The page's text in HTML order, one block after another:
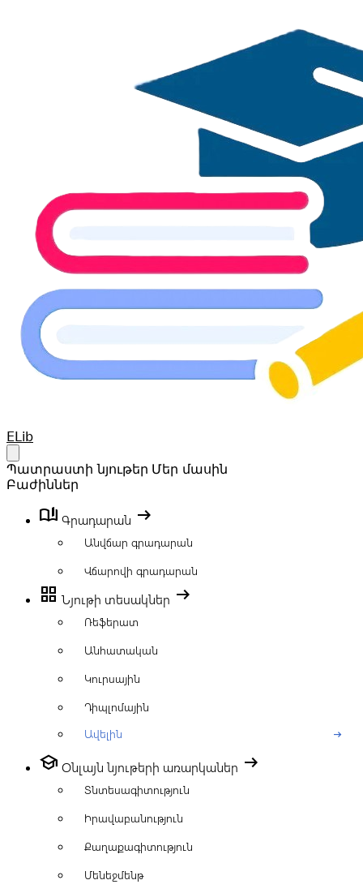
Your Company
ELib
Պատրաստի նյութեր Մեր մասին
Բաժիններ
book_ribbon Գրադարան arrow_right_alt
Անվճար գրադարան
Վճարովի գրադարան
grid_view Նյութի տեսակներ arrow_right_alt
Ռեֆերատ
Անհատական
Կուրսային
Դիպլոմային
Ավելին
arrow_right_alt
school Օնլայն նյութերի առարկաներ arrow_right_alt
Տնտեսագիտություն
Իրավաբանություն
Քաղաքագիտություն
Մենեջմենթ